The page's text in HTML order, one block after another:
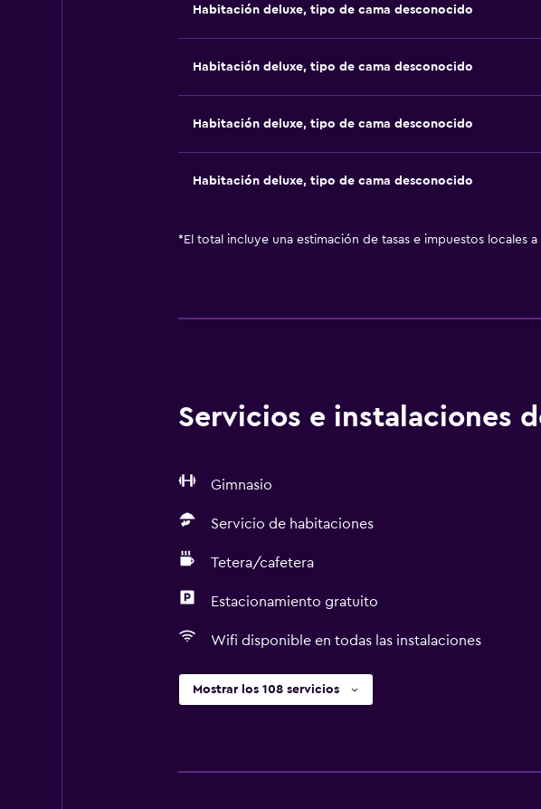
Habitación deluxe, tipo de cama desconocido
Habitación deluxe, tipo de cama desconocido
Habitación deluxe, tipo de cama desconocido
Habitación deluxe, tipo de cama desconocido
* El total incluye una estimación de tasas e impuestos locales
Servicios e instalaciones
Gimnasio
Servicio de habitaciones
Tetera/cafetera
Estacionamiento gratuito
Wifi disponible en todas las instalaciones
Mostrar los 108 servicios